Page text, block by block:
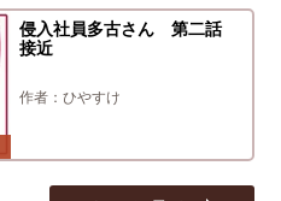
侵入社員多古さん 第二話
接近
ひやすけ